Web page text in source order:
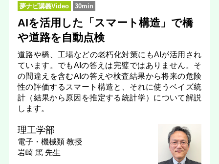
夢ナビ講義Video 30min
AIを活用した「スマート構造」で橋
や道路を自動点検
道路や橋、工場などの老朽化対策にもAIが活用され
ています。でもAIの答えは完璧ではありません。そ
の間違えを含むAIの答えや検査結果から将来の危険
性の評価するスマート構造と、それに使うベイズ統
計（結果から原因を推定する統計学）について解説
します。
理工学部
電子・機械類 教授
岩崎 篤 先生